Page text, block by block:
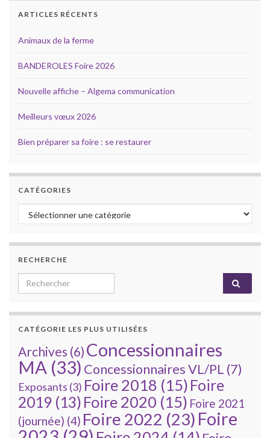
ARTICLES RÉCENTS
Animaux de la ferme
BANDEROLES Foire 2026
Nouvelle affiche – Algema communication
Meilleurs vœux 2026
Bien préparer sa foire : se restaurer
CATÉGORIES
Catégories
RECHERCHE
Search for:
CATÉGORIE LES PLUS UTILISÉES
Archives (6) Concessionnaires
MA (33) Concessionnaires VL/PL (7)
Exposants (3) Foire 2018 (15) Foire
2019 (13) Foire 2020 (15) Foire 2021
(journée) (4) Foire 2022 (23) Foire